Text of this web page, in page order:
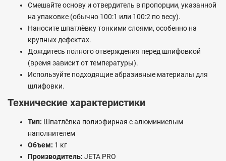
Смешайте основу и отвердитель в пропорции, указанной
на упаковке (обычно 100:1 или 100:2 по весу).
Наносите шпатлёвку тонкими слоями, особенно на
крупных дефектах.
Дождитесь полного отверждения перед шлифовкой
(время зависит от температуры).
Используйте подходящие абразивные материалы для
шлифовки.
Технические характеристики
Тип: Шпатлёвка полиэфирная с алюминиевым
наполнителем
Объем: 1 кг
Производитель: JETA PRO